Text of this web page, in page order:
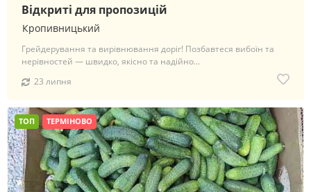
Кропивницький
Відкриті для пропозицій
Грейдерування та вирівнювання доріг! Позбавтеся вибоїн та
нерівностей — швидко, якісно та надійно...
23 липня
ТОП ТЕРМІНОВО